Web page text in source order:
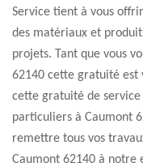
Service tient à vous
des matériaux et
projets. Tant que vous
62140 cette gratuité est
cette gratuité de service
particuliers à Caumont
remettre tous vos
Caumont 62140 à notre